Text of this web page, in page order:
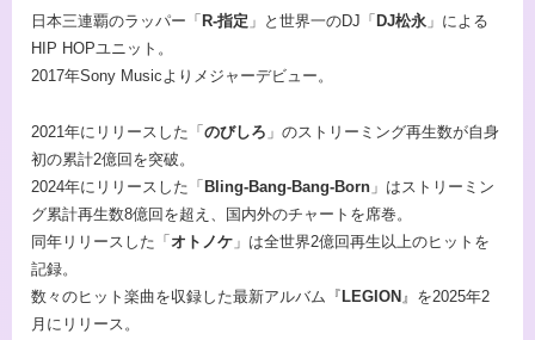
日本三連覇のラッパー「 R-指定 」と世界一のDJ「 DJ松永 」による
HIP HOPユニット。
2017年Sony Musicよりメジャーデビュー。
2021年にリリースした「のびしろ 」のストリーミング再生数が自身
初の累計2億回を突破。
2024年にリリースした「Bling-Bang-Bang-Born 」はストリーミン
グ累計再生数8億回を超え、国内外のチャートを席巻。
同年リリースした「オトノケ 」は全世界2億回再生以上のヒットを
記録。
数々のヒット楽曲を収録した最新アルバム『LEGION 』を2025年2
月にリリース。